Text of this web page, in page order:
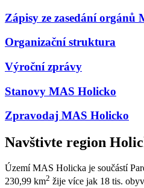
Zápisy ze zasedání orgánů
Organizační struktura
Výroční zprávy
Stanovy MAS Holicko
Zpravodaj MAS Holicko
Navštivte region
Území MAS Holicka je součástí
230,99 km2 žije více jak 18 tis.